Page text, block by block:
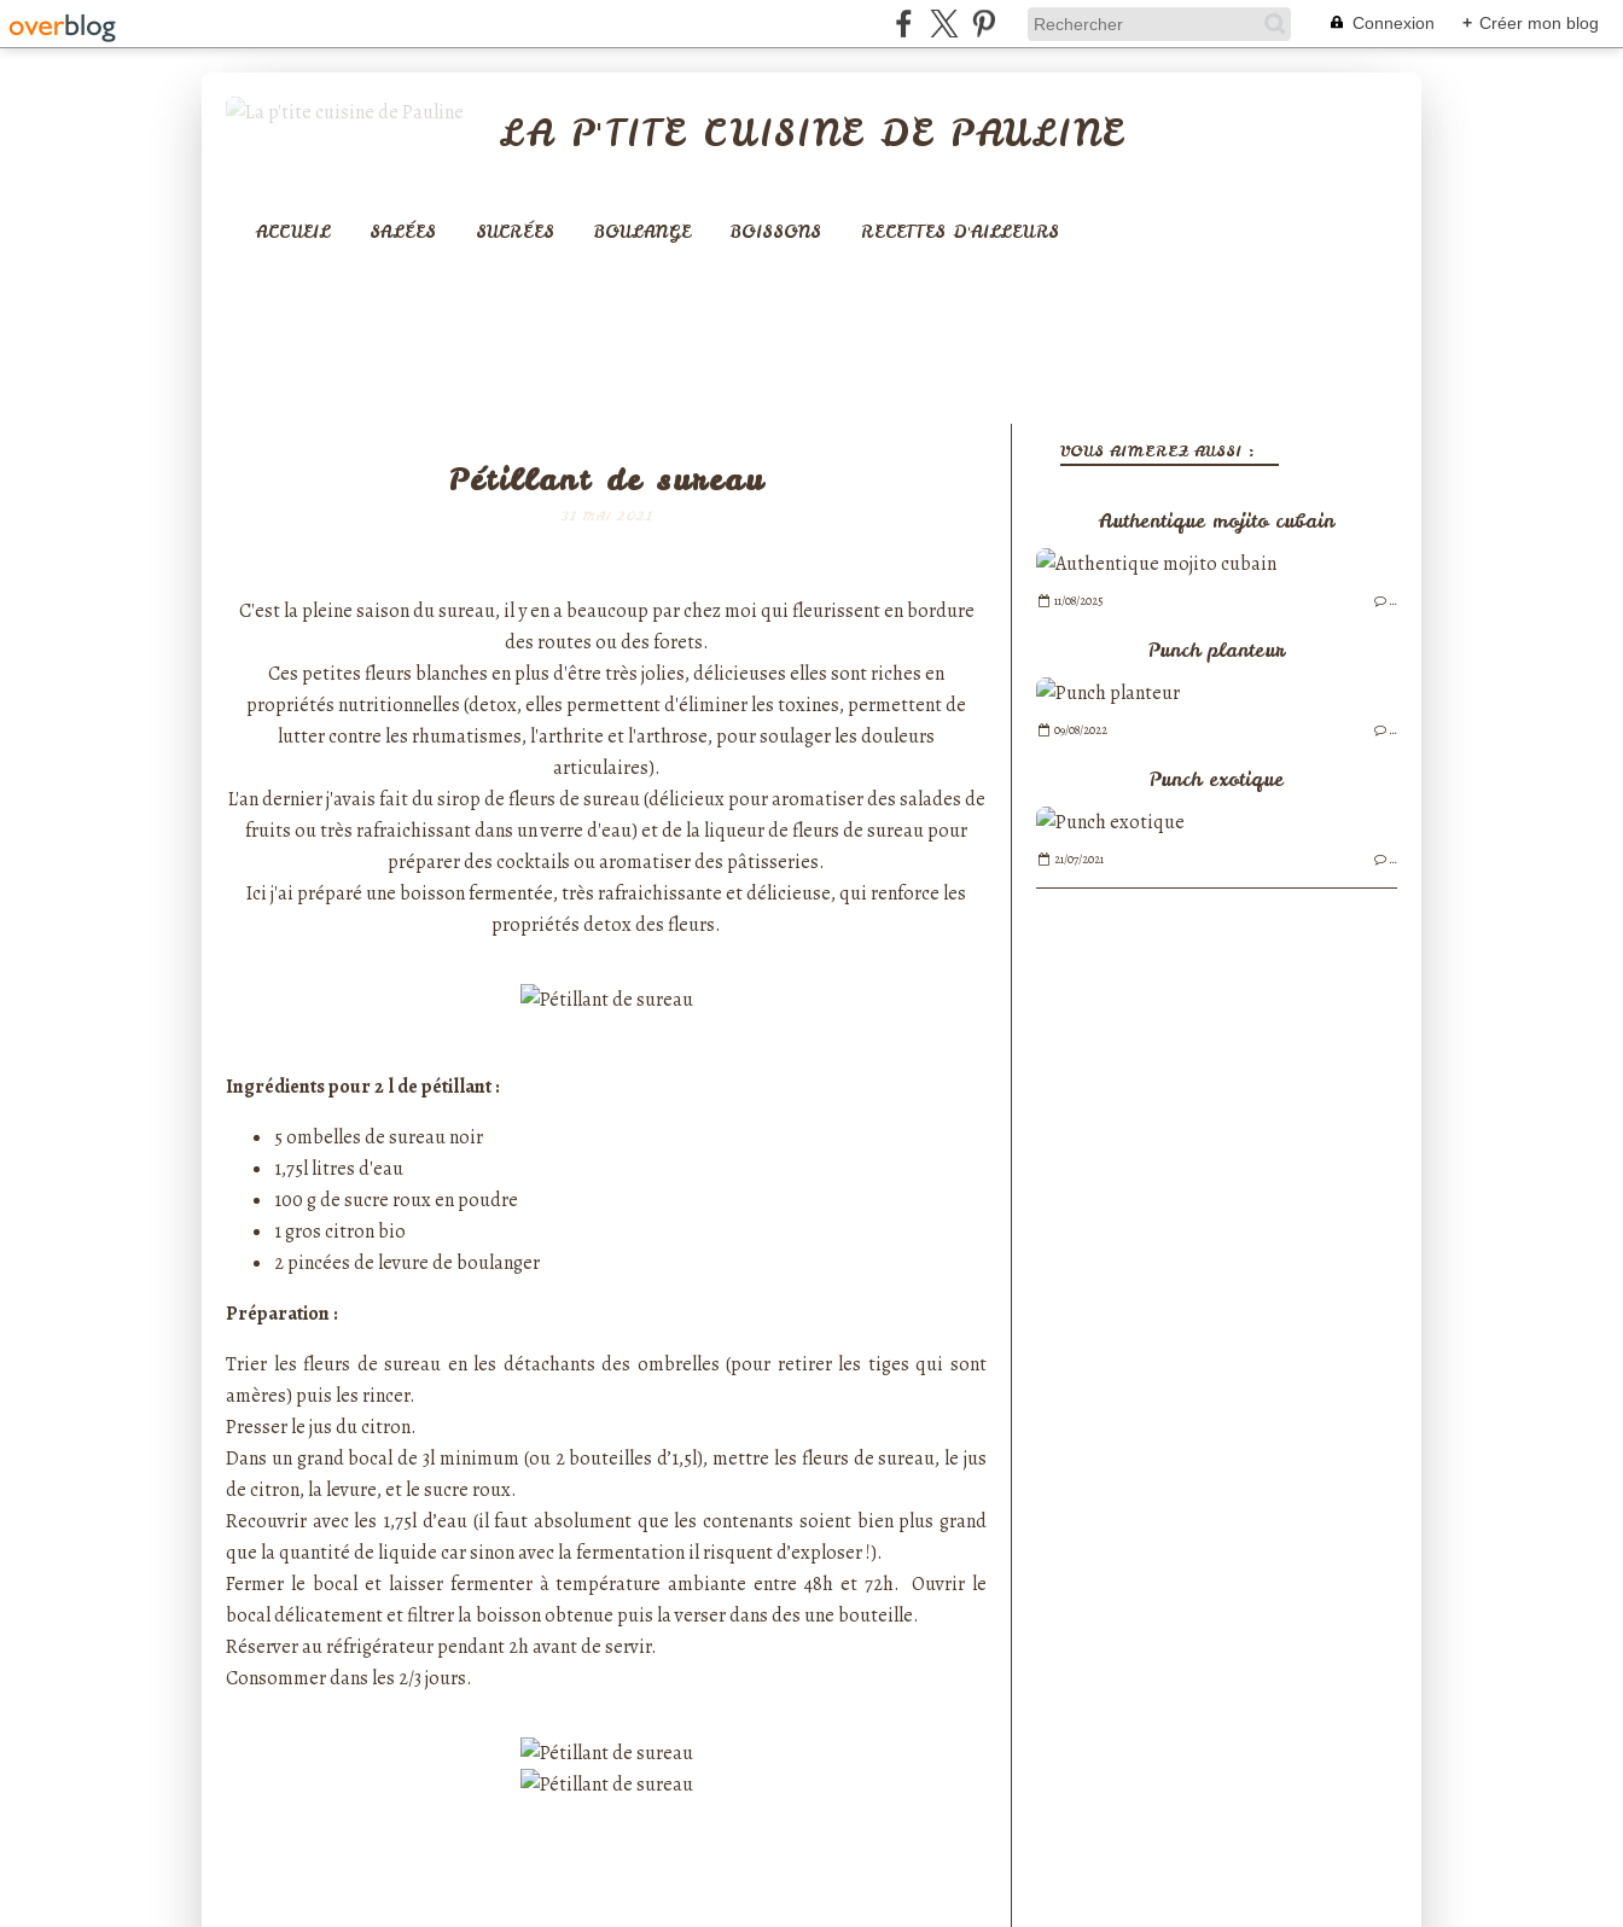
Connexion + Créer mon blog
LA P'TITE CUISINE DE PAULINE
ACCUEIL SALÉES SUCRÉES BOULANGE BOISSONS RECETTES D'AILLEURS
Pétillant de sureau
31 MAI 2021
C'est la pleine saison du sureau, il y en a beaucoup par chez moi qui fleurissent en bordure
des routes ou des forets.
Ces petites fleurs blanches en plus d'être très jolies, délicieuses elles sont riches en
propriétés nutritionnelles (detox, elles permettent d'éliminer les toxines, permettent de
lutter contre les rhumatismes, l'arthrite et l'arthrose, pour soulager les douleurs
articulaires).
L'an dernier j'avais fait dusirop de fleurs de sureau(délicieux pour aromatiser des salades de
fruits ou très rafraichissant dans un verre d'eau) et de laliqueur de fleurs de sureaupour
préparer des cocktails ou aromatiser des pâtisseries.
Ici j'ai préparé une boisson fermentée, très rafraichissante et délicieuse, qui renforce les
propriétés detox des fleurs.
Ingrédients pour 2 l de pétillant :
5 ombelles de sureau noir
1,75l litres d'eau
100 g de sucre roux en poudre
1 gros citron bio
2 pincées de levure de boulanger
Préparation :
Trier les fleurs de sureau en les détachants des ombrelles (pour retirer les tiges qui sont
amères) puis les rincer.
Presser le jus du citron.
Dans un grand bocal de 3l minimum (ou 2 bouteilles d’1,5l), mettre les fleurs de sureau, le jus
de citron, la levure, et le sucre roux.
Recouvrir avec les 1,75l d’eau (il faut absolument que les contenants soient bien plus grand
que la quantité de liquide car sinon avec la fermentation il risquent d’exploser !).
Fermer le bocal et laisser fermenter à température ambiante entre 48h et 72h. Ouvrir le
bocal délicatement et filtrer la boisson obtenue puis la verser dans des une bouteille.
Réserver au réfrigérateur pendant 2h avant de servir.
Consommer dans les 2/3 jours.
VOUS AIMEREZ AUSSI :
Authentique mojito cubain
11/08/2025 …
Punch planteur
09/08/2022 …
Punch exotique
21/07/2021 …